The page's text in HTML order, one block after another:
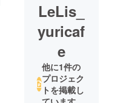
LeLis_
yuricaf
e
他に1件の
プロジェク
トを掲載し